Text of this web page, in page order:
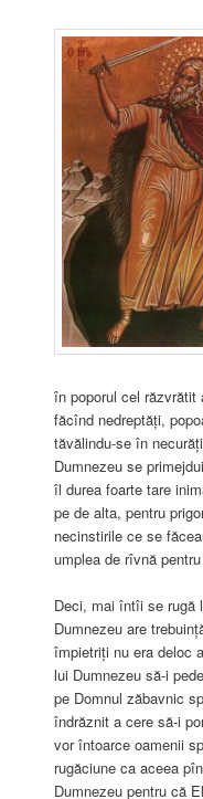
în poporul cel
făcînd nedreptăți,
tăvălindu-se în
Dumnezeu se
îl durea foarte tare
pe de alta, pentru
necinstirile ce se
umplea de rîvnă
Deci, mai întîi se rugă
Dumnezeu are
împietriți nu era deloc
lui Dumnezeu să-i
pe Domnul zăbavnic
îndrăznit a cere să-i
vor întoarce oamenii
rugăciune ca aceea
Dumnezeu pentru că